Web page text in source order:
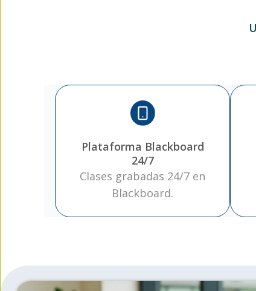
Plataforma Blackboard
24/7
Clases grabadas 24/7 en
Blackboard.